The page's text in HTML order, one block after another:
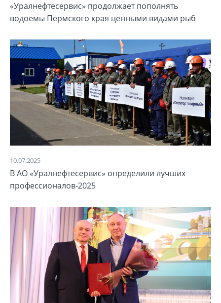
«Уралнефтесервис» продолжает пополнять
водоемы Пермского края ценными видами рыб
10.07.2025
В АО «Уралнефтесервис» определили лучших
профессионалов-2025